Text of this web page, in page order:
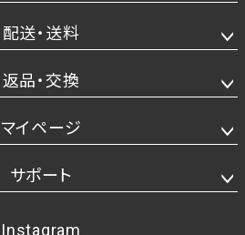
配送・送料
返品・交換
マイページ
サポート
Instagram